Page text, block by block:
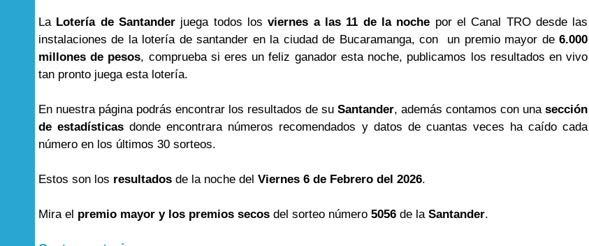
La Lotería de Santander juega todos losviernes a las 11 de la noche por el Canal TRO desde las
instalaciones de la lotería de santander en la ciudad de Bucaramanga, con un premio mayor de6.000
millones de pesos, comprueba si eres un feliz ganador esta noche, publicamos los resultados en vivo
tan pronto juega esta lotería.
En nuestra página podrás encontrar los resultados de suSantander, además contamos con unasección
de estadísticas donde encontrara números recomendados y datos de cuantas veces ha caído cada
número en los últimos 30 sorteos.
Estos son los resultados de la noche del Viernes 6 de Febrero del 2026.
Mira el premio mayor y los premios secos del sorteo número 5056 de la Santander.